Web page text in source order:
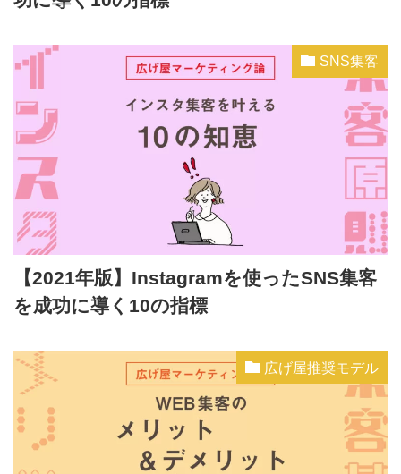
SNS集客
【2021年版】Instagramを使ったSNS集客
を成功に導く10の指標
広げ屋推奨モデル